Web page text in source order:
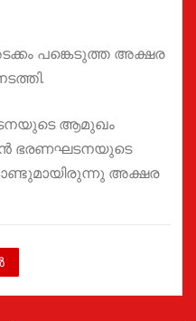
പങ്കെടുത്ത അക്ഷര
ആമുഖം
ഭരണഘടനയുടെ
അക്ഷര